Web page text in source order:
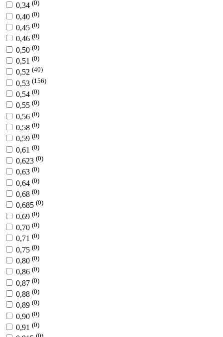
0,34 (0)
0,40 (0)
0,45 (0)
0,46 (0)
0,50 (0)
0,51 (0)
0,52 (40)
0,53 (156)
0,54 (0)
0,55 (0)
0,56 (0)
0,58 (0)
0,59 (0)
0,61 (0)
0,623 (0)
0,63 (0)
0,64 (0)
0,68 (0)
0,685 (0)
0,69 (0)
0,70 (0)
0,71 (0)
0,75 (0)
0,80 (0)
0,86 (0)
0,87 (0)
0,88 (0)
0,89 (0)
0,90 (0)
0,91 (0)